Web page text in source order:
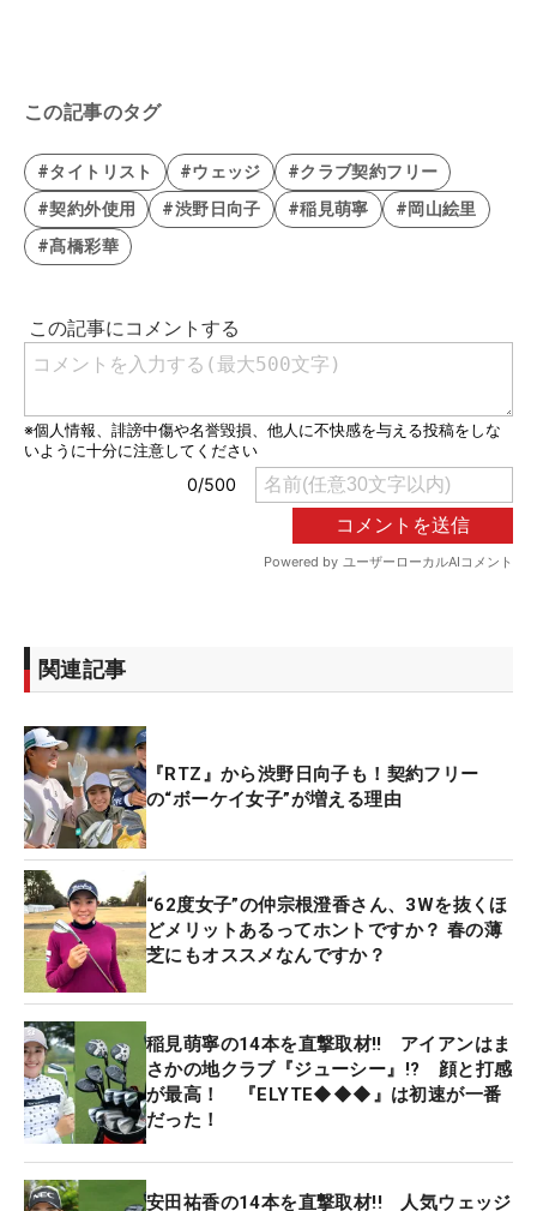
この記事のタグ
#タイトリスト #ウェッジ
#クラブ契約フリー
#契約外使用
#渋野日向子 #稲見萌寧
#岡山絵里
#髙橋彩華
関連記事
『RTZ』から渋野日向子も！契約フリー
の“ボーケイ女子”が増える理由
“62度女子”の仲宗根澄香さん、3Wを抜くほ
どメリットあるってホントですか？ 春の薄
芝にもオススメなんですか？
稲見萌寧の14本を直撃取材‼ アイアンはま
さかの地クラブ『ジューシー』!? 顔と打感
が最高！ 『ELYTE◆◆◆』は初速が一番
だった！
安田祐香の14本を直撃取材!! 人気ウェッジ